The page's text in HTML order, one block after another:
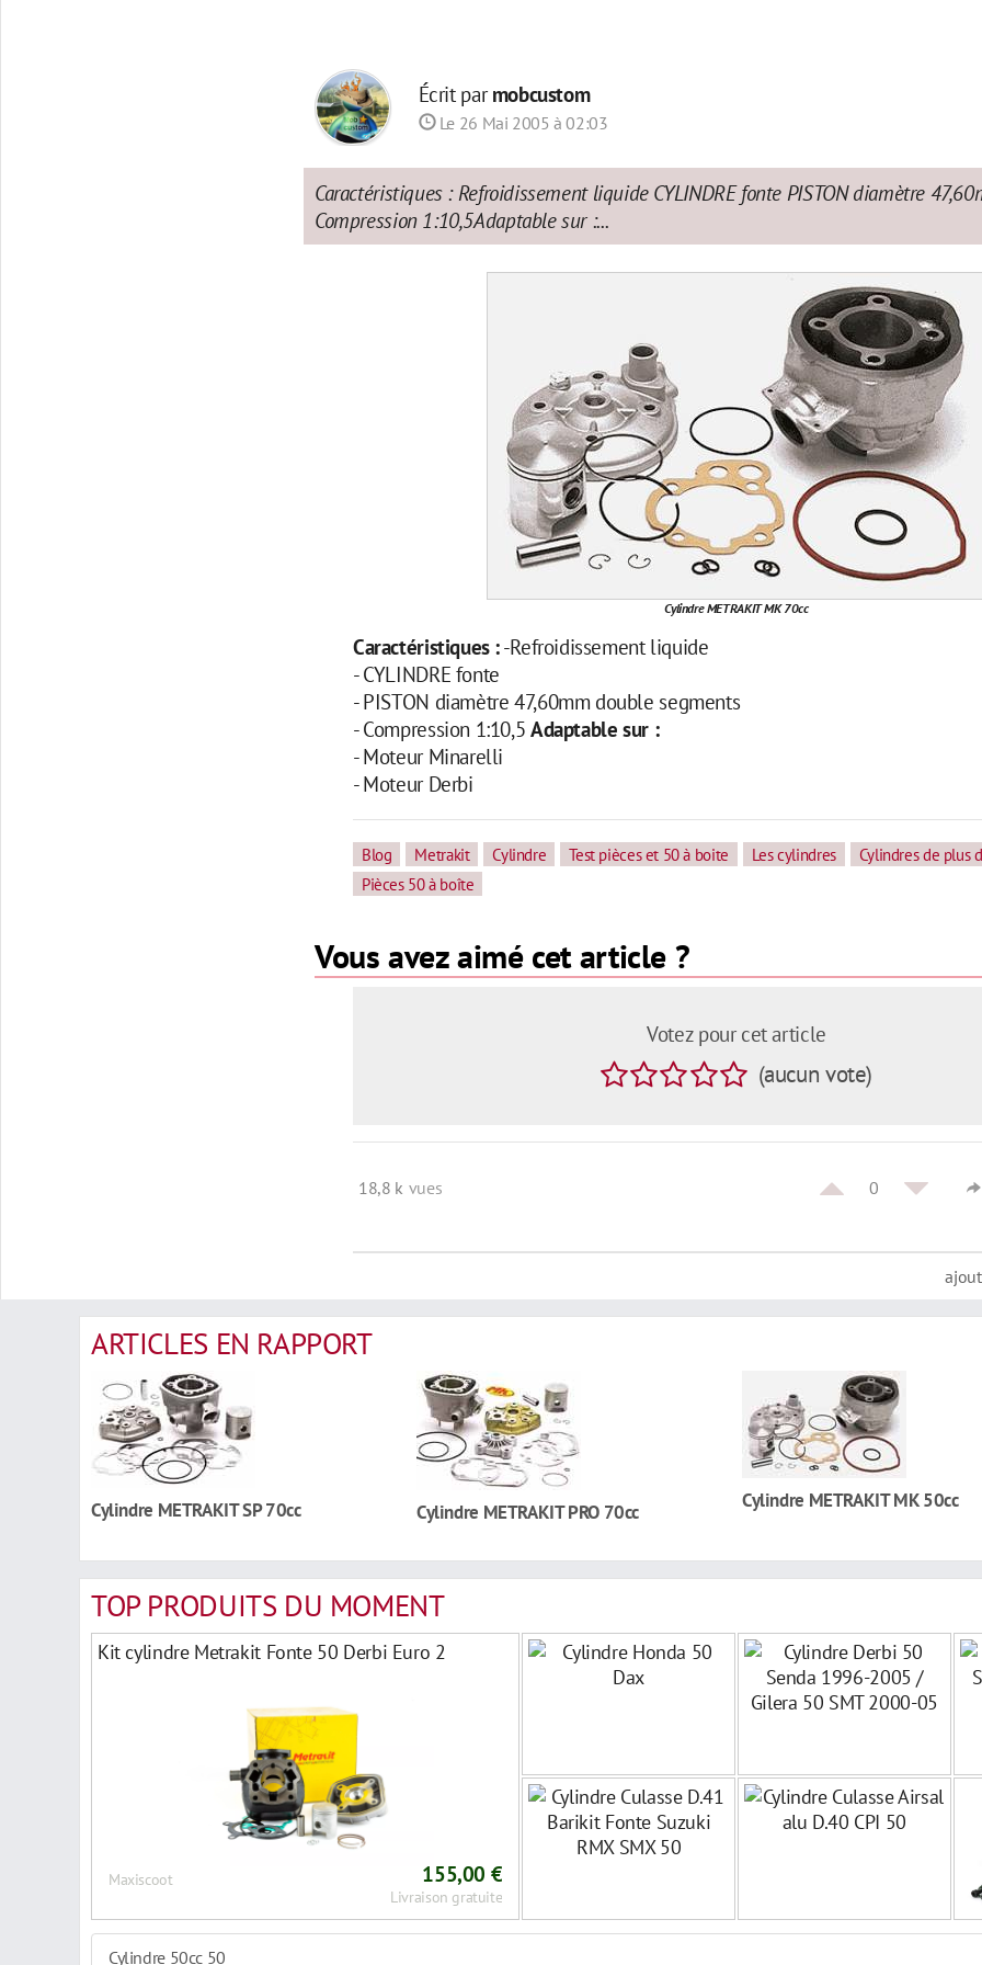
Écrit parmobcustom
Le 26 Mai 2005 à 02:03
Caractéristiques : Refroidissement liquide CYLINDRE fonte PISTON diamètre
Compression 1:10,5Adaptable sur :...
Cylindre METRAKIT MK 70cc
Caractéristiques :-Refroidissement liquide
- CYLINDRE fonte
- PISTON diamètre 47,60mm double segments
- Compression 1:10,5 Adaptable sur :
- Moteur Minarelli
- Moteur Derbi
Blog Metrakit Cylindre Test pièces et 50 à boite Les cylindres
Cylindres de plus
Pièces 50 à boîte
Vous avez aimé cet article ?
Votez pour cet article
(aucun vote)
18,8 k vues 0
ARTICLES EN RAPPORT
Cylindre METRAKIT SP 70cc Cylindre METRAKIT PRO 70cc Cylindre METRAKIT MK 50cc
TOP PRODUITS DU MOMENT
Kit cylindre Metrakit Fonte 50 Derbi Euro 2
Maxiscoot 155,00 €
Livraison gratuite
Cylindre 50cc 50